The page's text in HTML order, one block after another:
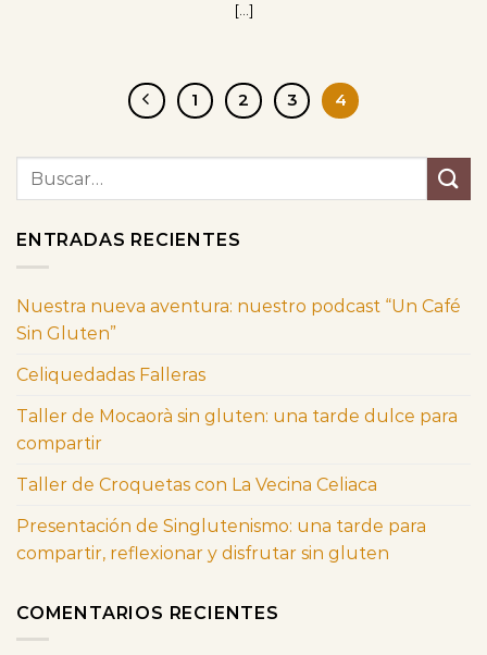
[...]
1 2 3 4
ENTRADAS RECIENTES
Nuestra nueva aventura: nuestro podcast “Un Café
Sin Gluten”
Celiquedadas Falleras
Taller de Mocaorà sin gluten: una tarde dulce para
compartir
Taller de Croquetas con La Vecina Celiaca
Presentación de Singlutenismo: una tarde para
compartir, reflexionar y disfrutar sin gluten
COMENTARIOS RECIENTES